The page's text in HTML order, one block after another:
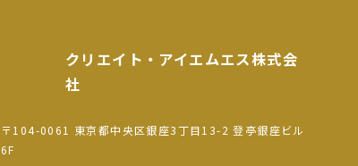
クリエイト・アイエムエス株式会
社
〒104-0061 東京都中央区銀座3丁目13-2 登亭銀座ビル
6F